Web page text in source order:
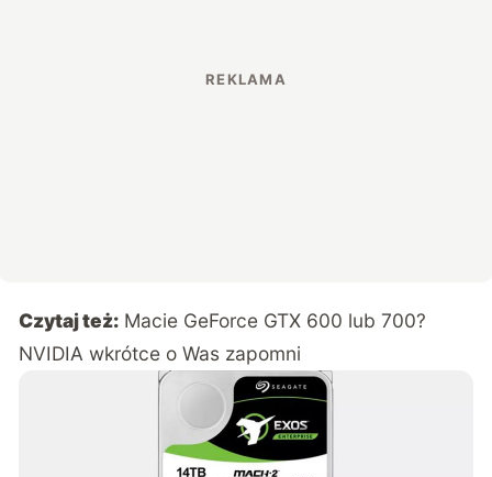
Czytaj też: Macie GeForce GTX 600 lub 700?
NVIDIA wkrótce o Was zapomni